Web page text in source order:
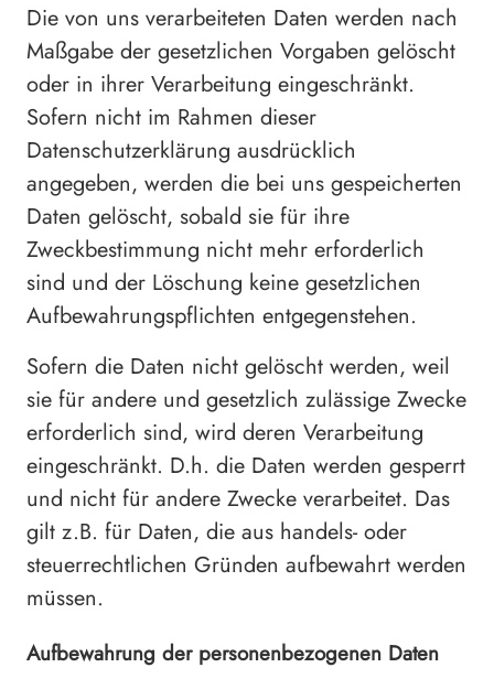
Die von uns verarbeiteten Daten werden nach
Maßgabe der gesetzlichen Vorgaben gelöscht
oder in ihrer Verarbeitung eingeschränkt.
Sofern nicht im Rahmen dieser
Datenschutzerklärung ausdrücklich
angegeben, werden die bei uns gespeicherten
Daten gelöscht, sobald sie für ihre
Zweckbestimmung nicht mehr erforderlich
sind und der Löschung keine gesetzlichen
Aufbewahrungspflichten entgegenstehen.
Sofern die Daten nicht gelöscht werden, weil
sie für andere und gesetzlich zulässige Zwecke
erforderlich sind, wird deren Verarbeitung
eingeschränkt. D.h. die Daten werden gesperrt
und nicht für andere Zwecke verarbeitet. Das
gilt z.B. für Daten, die aus handels- oder
steuerrechtlichen Gründen aufbewahrt werden
müssen.
Aufbewahrung der personenbezogenen Daten